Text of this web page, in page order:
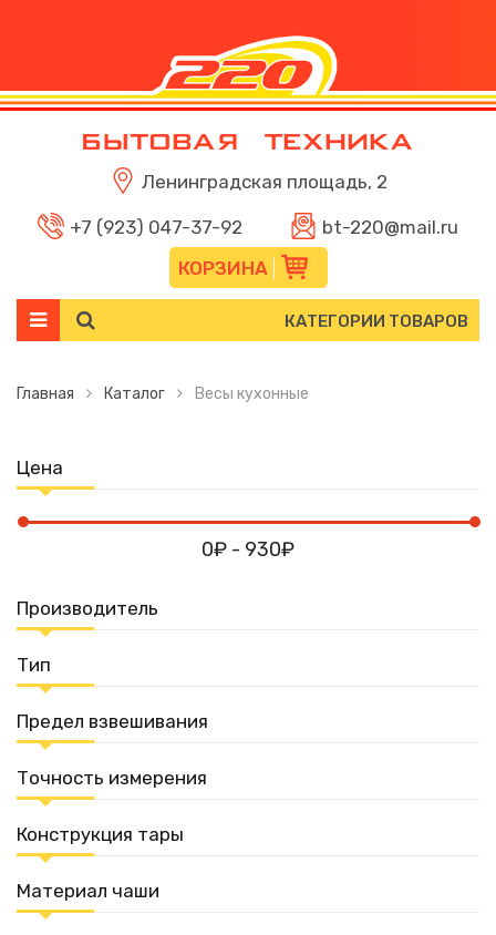
Ленинградская площадь, 2
+7 (923) 047-37-92
bt-220@mail.ru
КОРЗИНА
КАТЕГОРИИ ТОВАРОВ
Главная Каталог Весы кухонные
Цена
0₽ - 930₽
Производитель
Тип
Предел взвешивания
Точность измерения
Конструкция тары
Материал чаши